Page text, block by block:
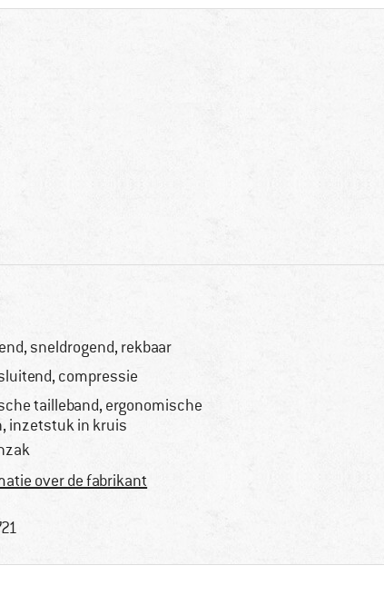
sneldrogend, rekbaar
compressie
tailleband, ergonomische
inzetstuk in kruis
over de fabrikant